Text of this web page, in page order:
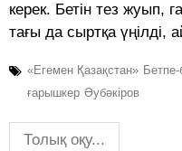
керек. Бетін тез жуып,
тағы да сыртқа үңілді,
«Егемен Қазақстан» Бетпе-
ғарышкер Әубәкіров
Толық оқу...